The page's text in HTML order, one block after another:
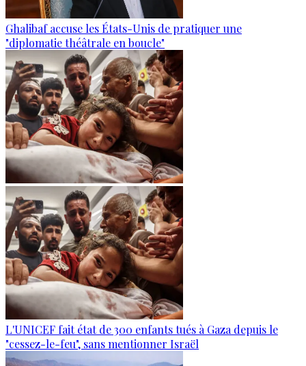
Ghalibaf accuse les États-Unis de pratiquer une
"diplomatie théâtrale en boucle"
L'UNICEF fait état de 300 enfants tués à Gaza depuis le
"cessez-le-feu", sans mentionner Israël